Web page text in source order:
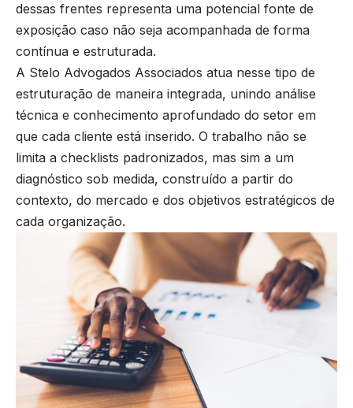
dessas frentes representa uma potencial fonte de
exposição caso não seja acompanhada de forma
contínua e estruturada.
A Stelo Advogados Associados atua nesse tipo de
estruturação de maneira integrada, unindo análise
técnica e conhecimento aprofundado do setor em
que cada cliente está inserido. O trabalho não se
limita a checklists padronizados, mas sim a um
diagnóstico sob medida, construído a partir do
contexto, do mercado e dos objetivos estratégicos de
cada organização.